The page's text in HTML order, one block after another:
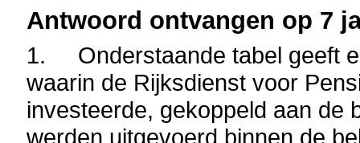
Antwoord ontvangen op 7
1. Onderstaande tabel geeft
waarin de Rijksdienst voor
investeerde, gekoppeld aan de
werden uitgevoerd binnen de